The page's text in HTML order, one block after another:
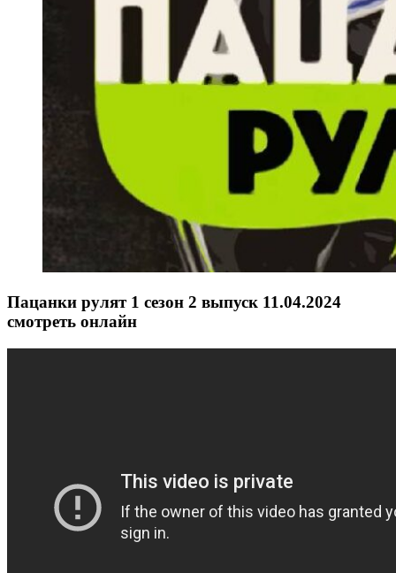
Пацанки рулят 1 сезон 2 выпуск 11.04.2024
смотреть онлайн